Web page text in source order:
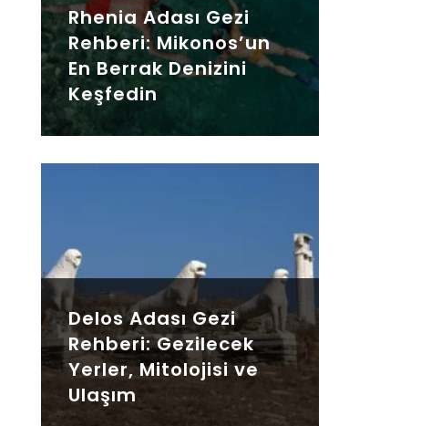
Rhenia Adası Gezi
Rehberi: Mikonos’un
En Berrak Denizini
Keşfedin
Delos Adası Gezi
Rehberi: Gezilecek
Yerler, Mitolojisi ve
Ulaşım